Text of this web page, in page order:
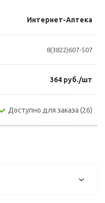
Интернет-Аптека
8(3822)607-507
364 руб./шт
Доступно для заказа (26)